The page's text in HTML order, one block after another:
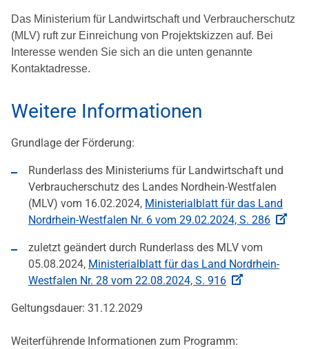
Das Ministerium für Landwirtschaft und Verbraucherschutz
(MLV) ruft zur Einreichung von Projektskizzen auf. Bei
Interesse wenden Sie sich an die unten genannte
Kontaktadresse.
Weitere Informationen
Grundlage der Förderung:
Runderlass des Ministeriums für Landwirtschaft und
Verbraucherschutz des Landes Nordhein-Westfalen
(MLV) vom 16.02.2024, Ministerialblatt für das Land
Nordrhein-Westfalen Nr. 6 vom 29.02.2024, S. 286
zuletzt geändert durch Runderlass des MLV vom
05.08.2024, Ministerialblatt für das Land Nordrhein-
Westfalen Nr. 28 vom 22.08.2024, S. 916
Geltungsdauer: 31.12.2029
Weiterführende Informationen zum Programm: